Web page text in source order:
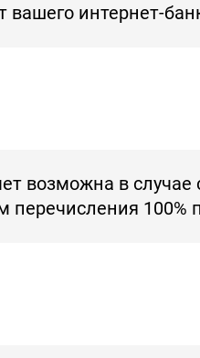
вашего интернет-
возможна в
перечисления 100%